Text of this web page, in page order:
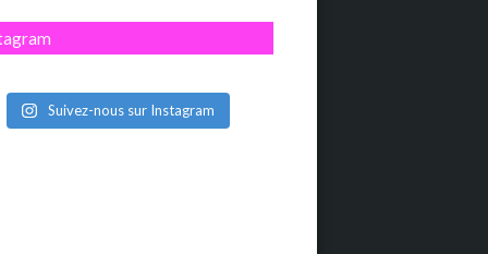
Suivez-nous sur Instagram